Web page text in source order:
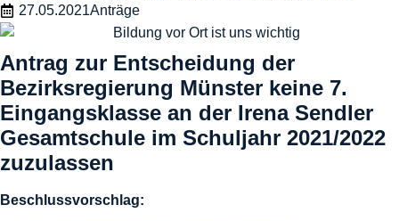
27.05.2021Anträge
Antrag zur Entscheidung der
Bezirksregierung Münster keine 7.
Eingangsklasse an der Irena Sendler
Gesamtschule im Schuljahr 2021/2022
zuzulassen
Beschlussvorschlag: